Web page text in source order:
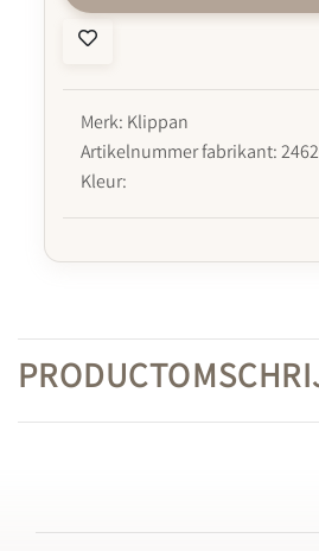
Merk: Klippan
Artikelnummer fabrikant:
Kleur: